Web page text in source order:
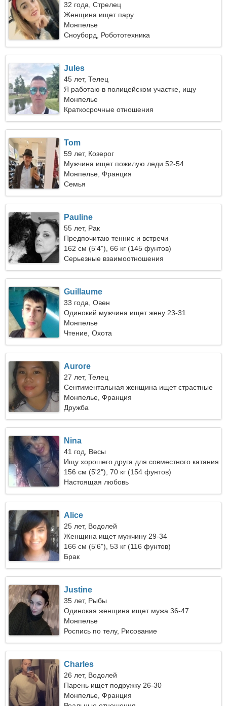
32 года, Стрелец
Женщина ищет пару
Монпелье
Сноуборд, Робототехника
Jules
45 лет, Телец
Я работаю в полицейском участке, ищу
искреннюю женщину
Монпелье
Краткосрочные отношения
Tom
59 лет, Козерог
Мужчина ищет пожилую леди 52-54
Монпелье, Франция
Семья
Pauline
55 лет, Рак
Предпочитаю теннис и встречи
162 см (5'4"), 66 кг (145 фунтов)
Серьезные взаимоотношения
Guillaume
33 года, Овен
Одинокий мужчина ищет жену 23-31
Монпелье
Чтение, Охота
Aurore
27 лет, Телец
Сентиментальная женщина ищет страстные
отношения
Монпелье, Франция
Дружба
Nina
41 год, Весы
Ищу хорошего друга для совместного катания
на лыжах
156 см (5'2"), 70 кг (154 фунтов)
Настоящая любовь
Alice
25 лет, Водолей
Женщина ищет мужчину 29-34
166 см (5'6"), 53 кг (116 фунтов)
Брак
Justine
35 лет, Рыбы
Одинокая женщина ищет мужа 36-47
Монпелье
Роспись по телу, Рисование
Charles
26 лет, Водолей
Парень ищет подружку 26-30
Монпелье, Франция